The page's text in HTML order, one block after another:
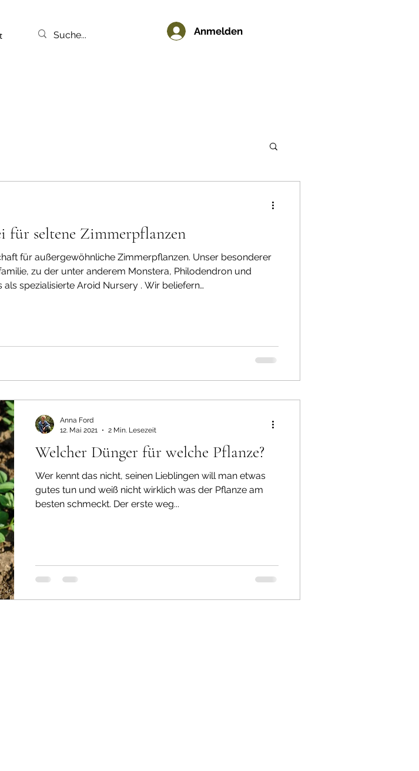
Anmelden
für seltene Zimmerpflanzen
zu der unter anderem Monstera, Philodendron und
Welcher Dünger für welche Pflanze?
Wer kennt das nicht, seinen Lieblingen will man etwas
gutes tun und weiß nicht wirklich was der Pflanze am
besten schmeckt. Der erste weg...
Anna Ford
12. Mai 2021
2 Min. Lesezeit